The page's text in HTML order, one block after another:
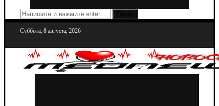
Суббота, 8 августа, 2026